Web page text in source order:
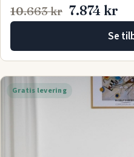
10.663 kr 7.874 kr
Se
Gratis levering